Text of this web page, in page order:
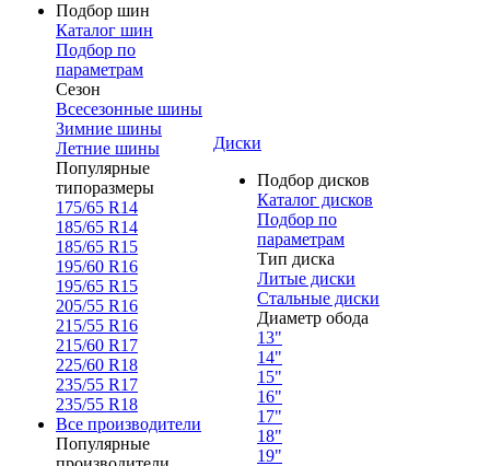
Подбор шин
Каталог шин
Подбор по
параметрам
Сезон
Всесезонные шины
Зимние шины
Летние шины
Популярные
типоразмеры
175/65 R14
185/65 R14
185/65 R15
195/60 R16
195/65 R15
205/55 R16
215/55 R16
215/60 R17
225/60 R18
235/55 R17
235/55 R18
Все производители
Популярные
Диски
Подбор дисков
Каталог дисков
Подбор по
параметрам
Тип диска
Литые диски
Стальные диски
Диаметр обода
13"
14"
15"
16"
17"
18"
19"